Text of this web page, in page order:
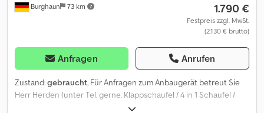
Burghaun 73 km 1.790 €
Festpreis zzgl. MwSt.
(2.130 € brutto)
Anfragen Anrufen
Zustand:gebraucht, Für Anfragen zum Anbaugerät betreut Sie
Herr Herden (unter Tel. gerne. Klappschaufel / 4 in 1 Schaufel /
Zettelmeyer Aufnahme / Volvo CAT JCB / 2.300 mm Schnittbreite /